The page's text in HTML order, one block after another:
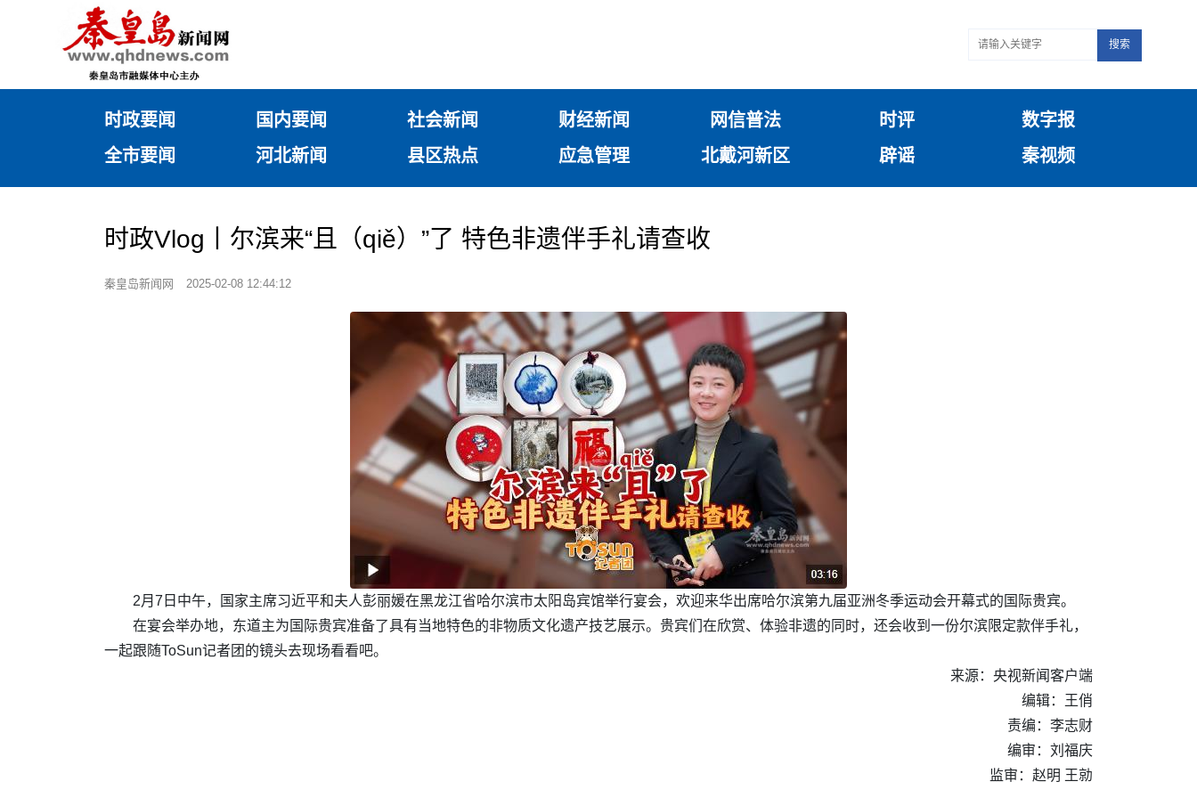
搜索
时政要闻 国内要闻 社会新闻 财经新闻 网信普法 时评
数字报
全市要闻
河北新闻 县区热点 应急管理 北戴河新区 辟谣 秦视频
时政Vlog丨尔滨来“且（qiě）”了 特色非遗伴手礼请查收
秦皇岛新闻网 2025-02-08 12:44:12
2月7日中午，国家主席习近平和夫人彭丽媛在黑龙江省哈尔滨市太阳岛宾馆举行宴会，欢迎来华出席哈尔滨第九届亚洲冬季运动会开幕式的国际贵宾。
在宴会举办地，东道主为国际贵宾准备了具有当地特色的非物质文化遗产技艺展示。贵宾们在欣赏、体验非遗的同时，还会收到一份尔滨限定款伴手礼，
一起跟随ToSun记者团的镜头去现场看看吧。
来源：央视新闻客户端
编辑：王俏
责编：李志财
编审：刘福庆
监审：赵明 王勍